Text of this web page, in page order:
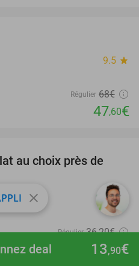
13,90€
deal
9.5 star
Régulier 68€
47,60€
38%
au choix près de
10.0star
Régulier 36,20€
22,50€
close